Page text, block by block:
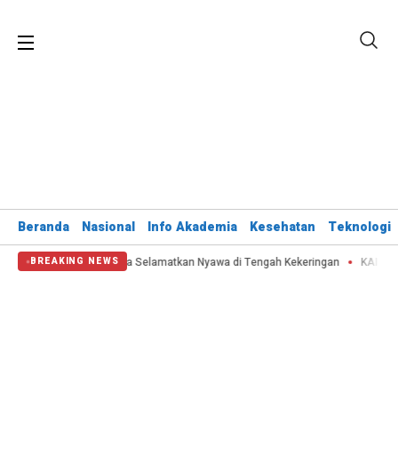
Beranda Nasional Info Akademia Kesehatan Teknologi
BREAKING NEWS
BNPB: Destana Selamatkan Nyawa di Tengah Kekeringan KAI Kelola